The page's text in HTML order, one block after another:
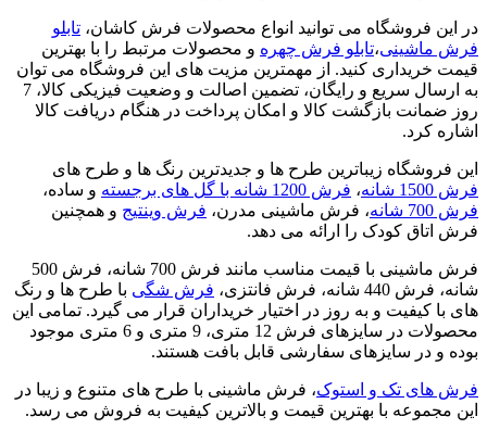
در این فروشگاه می توانید انواع محصولات فرش کاشان، تابلو
فرش ماشینی،تابلو فرش چهره و محصولات مرتبط را با بهترین
قیمت خریداری کنید. از مهمترین مزیت های این فروشگاه می توان
به ارسال سریع و رایگان، تضمین اصالت و وضعیت فیزیکی کالا، 7
روز ضمانت بازگشت کالا و امکان پرداخت در هنگام دریافت کالا
اشاره کرد.
این فروشگاه زیباترین طرح ها و جدیدترین رنگ ها و طرح های
فرش 1500 شانه
، فرش 1200 شانه با گل های برجسته
و ساده،
فرش 700 شانه
، فرش ماشینی مدرن، فرش وینتیج و همچنین
فرش اتاق کودک را ارائه می دهد.
فرش ماشینی با قیمت مناسب مانند فرش 700 شانه، فرش 500
شانه، فرش 440 شانه، فرش فانتزی،
فرش شگی با طرح ها و رنگ
های با کیفیت و به روز در اختیار خریداران قرار می گیرد. تمامی این
محصولات در سایزهای فرش 12 متری، 9 متری و 6 متری موجود
بوده و در سایزهای سفارشی قابل بافت هستند.
فرش های تک و استوک، فرش ماشینی با طرح های متنوع و زیبا در
این مجموعه با بهترین قیمت و بالاترین کیفیت به فروش می رسد.